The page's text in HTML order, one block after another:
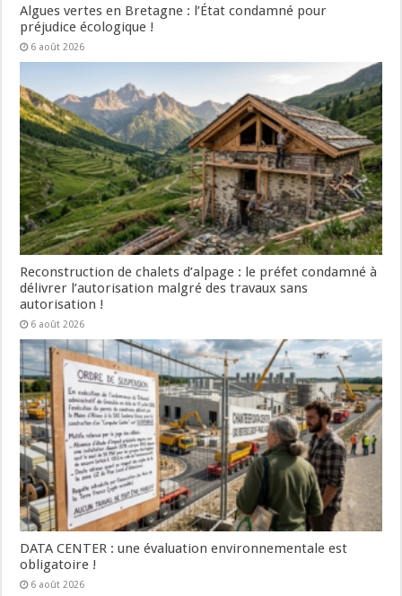
Algues vertes en Bretagne : l’État condamné pour
préjudice écologique !
6 août 2026
Reconstruction de chalets d’alpage : le préfet condamné à
délivrer l’autorisation malgré des travaux sans
autorisation !
6 août 2026
DATA CENTER : une évaluation environnementale est
obligatoire !
6 août 2026